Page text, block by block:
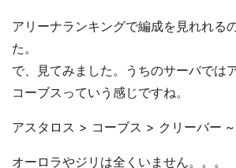
アリーナランキングで編成を見れれる
た。
で、見てみました。うちのサーバでは
コーブスっていう感じですね。
アスタロス > コーブス > クリーバー ~
オーロラやジリは全くいません。。。